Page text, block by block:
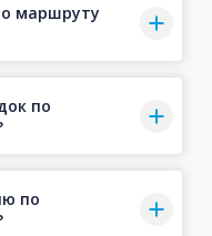
маршруту
по
по